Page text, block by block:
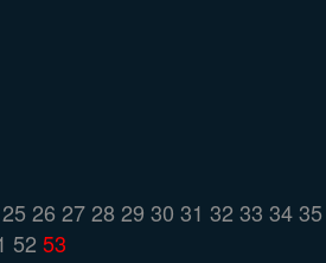
25 26 27 28 29 30 31 32 33 34 35
52 53